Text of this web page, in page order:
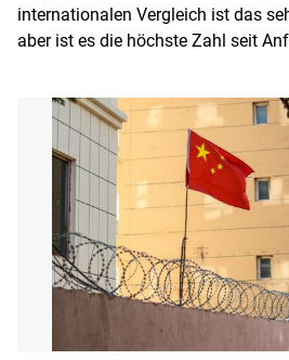
internationalen Vergleich ist das
aber ist es die höchste Zahl seit